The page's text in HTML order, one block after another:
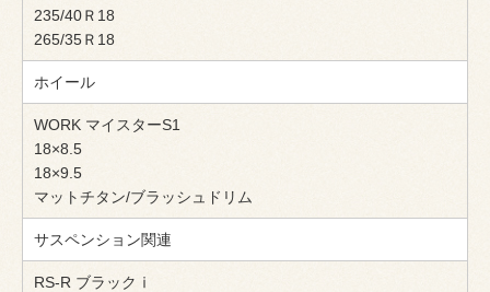
235/40Ｒ18
265/35Ｒ18
ホイール
WORK マイスターS1
18×8.5
18×9.5
マットチタン/ブラッシュドリム
サスペンション関連
RS-R ブラックⅰ